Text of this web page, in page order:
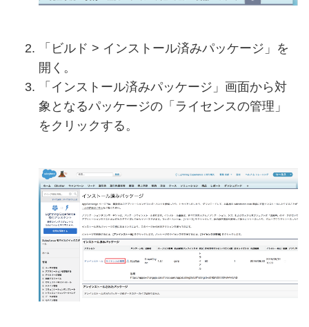
「ビルド > インストール済みパッケージ」を
開く。
「インストール済みパッケージ」画面から対
象となるパッケージの「ライセンスの管理」
をクリックする。